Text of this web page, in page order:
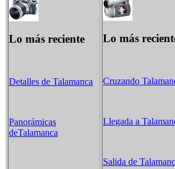
Lo más reciente
Detalles de Talamanca
Panorámicas
deTalamanca
Lo más
Cruzando
Llegada a
Salida de